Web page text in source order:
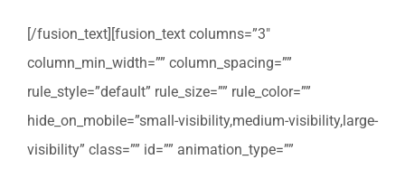
[/fusion_text][fusion_text columns=”3″
column_min_width=”” column_spacing=””
rule_style=”default” rule_size=”” rule_color=””
hide_on_mobile=”small-visibility,medium-visibility,large-
visibility” class=”” id=”” animation_type=””